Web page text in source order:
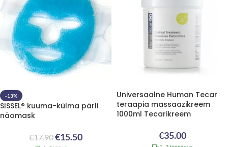
-13%
SISSEL® kuuma-külma pärli
näomask
€17.90€15.50
Universaalne Human Tecar
teraapia massaazikreem
1000ml Tecarikreem
€35.00